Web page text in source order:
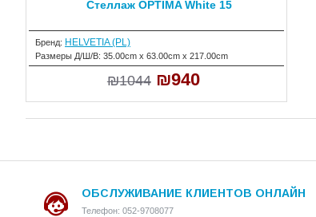
Бренд: HELVETIA (PL)
Размеры Д/Ш/В: 35.00cm x 63.00cm x 217.00cm
Cтеллаж OPTIMA White 15
₪1044 ₪940
ОБСЛУЖИВАНИЕ КЛИЕНТОВ ОНЛАЙН
Телефон: 052-9708077